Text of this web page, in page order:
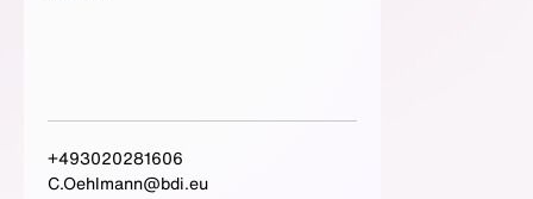
+493020281606
C.Oehlmann@bdi.eu